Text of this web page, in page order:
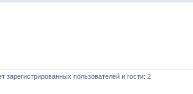
пользователей и гости: 2